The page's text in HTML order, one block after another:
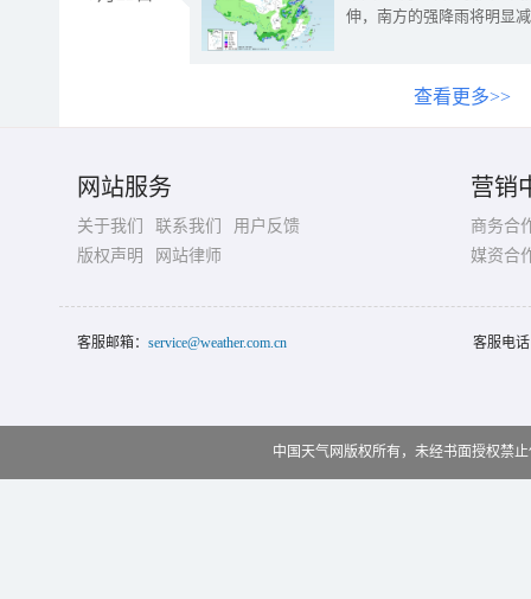
伸，南方的强降雨将明显
查看更多>>
网站服务
关于我们 联系我们
用户反馈
版权声明
网站律师
营销
商务合
媒资合
客服邮箱： service@weather.com.cn 客服电
中国天气网版权所有，未经书面授权